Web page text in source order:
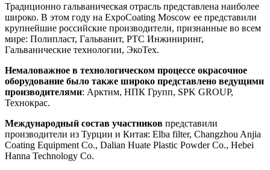
Традиционно гальваническая отрасль представлена наиболее
широко. В этом году на ExpoCoating Moscow ее представили
крупнейшие российские производители, признанные во всем
мире: Полипласт, Гальванит, РТС Инжиниринг,
Гальванические технологии, ЭкоТех.
Немаловажное в технологическом процессе окрасочное
оборудование было также широко представлено ведущими
производителями: Арктим, НПК Групп, SPK GROUP,
Технокрас.
Международный состав участников представили
производители из Турции и Китая: Elba filter, Changzhou Anjia
Coating Equipment Co., Dalian Huate Plastic Powder Co., Hebei
Hanna Technology Co.